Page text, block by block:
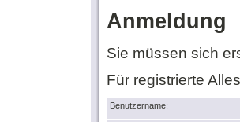
Anmeldung
Sie müssen sich
Für registrierte
Benutzername: